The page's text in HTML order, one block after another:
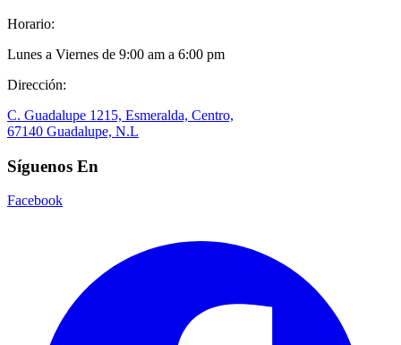
Horario:
Lunes a Viernes de 9:00 am a 6:00 pm
Dirección:
C. Guadalupe 1215, Esmeralda, Centro,
67140 Guadalupe, N.L
Síguenos En
Facebook